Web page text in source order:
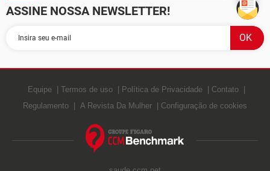
ASSINE NOSSA NEWSLETTER!
Equipe Termos de uso Política de Privacidade
Contato
Regulamento
A Revista Da Mulher Configuração de cookies